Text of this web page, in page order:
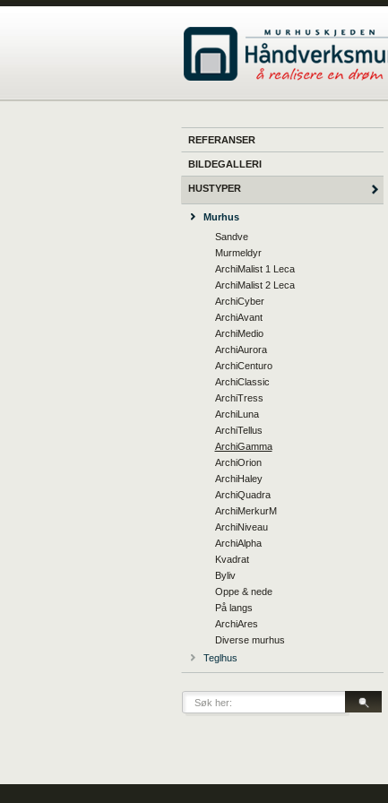
REFERANSER
BILDEGALLERI
HUSTYPER
Murhus
Sandve
Murmeldyr
ArchiMalist 1 Leca
ArchiMalist 2 Leca
ArchiCyber
ArchiAvant
ArchiMedio
ArchiAurora
ArchiCenturo
ArchiClassic
ArchiTress
ArchiLuna
ArchiTellus
ArchiGamma
ArchiOrion
ArchiHaley
ArchiQuadra
ArchiMerkurM
ArchiNiveau
ArchiAlpha
Kvadrat
Byliv
Oppe & nede
På langs
ArchiAres
Diverse murhus
Teglhus